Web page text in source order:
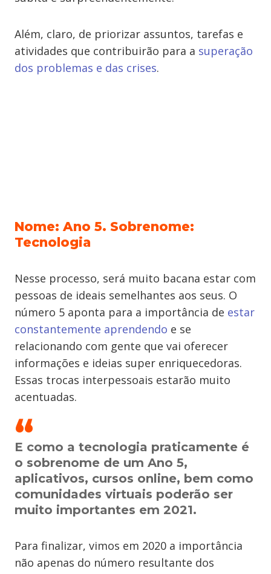
Além, claro, de priorizar assuntos, tarefas e
atividades que contribuirão para a superação
dos problemas e das crises.
Nome: Ano 5. Sobrenome:
Tecnologia
Nesse processo, será muito bacana estar com
pessoas de ideais semelhantes aos seus. O
número 5 aponta para a importância de estar
constantemente aprendendo e se
relacionando com gente que vai oferecer
informações e ideias super enriquecedoras.
Essas trocas interpessoais estarão muito
acentuadas.
E como a tecnologia praticamente é
o sobrenome de um Ano 5,
aplicativos, cursos online, bem como
comunidades virtuais poderão ser
muito importantes em 2021.
Para finalizar, vimos em 2020 a importância
não apenas do número resultante dos